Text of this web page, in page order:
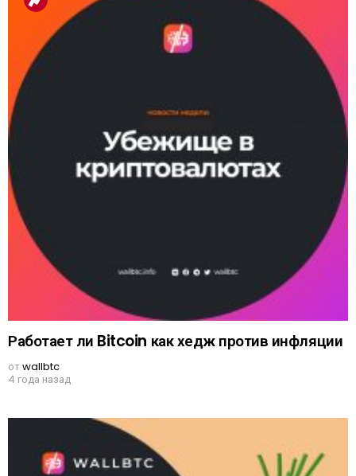
Работает ли Bitcoin как хедж против инфляции
отwallbtc
4 года назад